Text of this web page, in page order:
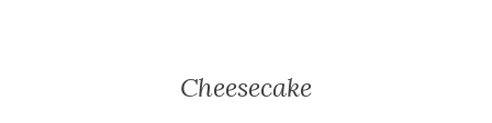
Cheesecake